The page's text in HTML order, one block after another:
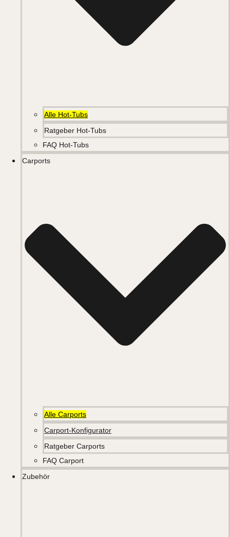
Alle Hot-Tubs
Ratgeber Hot-Tubs
FAQ Hot-Tubs
Carports
Alle Carports
Carport-Konfigurator
Ratgeber Carports
FAQ Carport
Zubehör